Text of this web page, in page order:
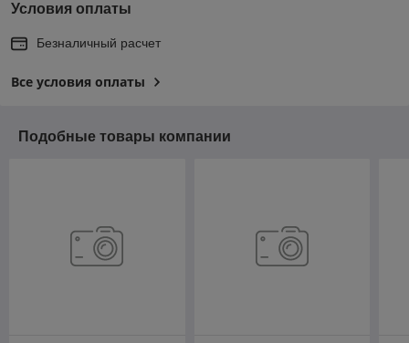
Условия оплаты
Безналичный расчет
Все условия оплаты
Подобные товары компании